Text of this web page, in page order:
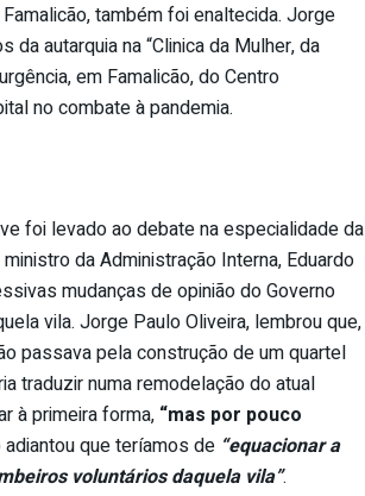
também foi enaltecida. Jorge
autarquia na “Clinica da Mulher, da
em Famalicão, do Centro
no combate à pandemia.
foi levado ao debate na especialidade da
da Administração Interna, Eduardo
mudanças de opinião do Governo
vila. Jorge Paulo Oliveira, lembrou que,
passava pela construção de um quartel
traduzir numa remodelação do atual
à primeira forma, “mas por pouco
que teríamos de “equacionar a
voluntários daquela vila”.